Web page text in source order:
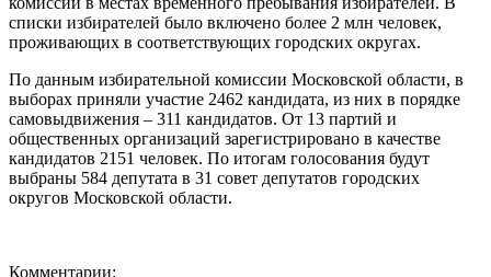
списки избирателей было включено более 2 млн человек,
проживающих в соответствующих городских округах.
По данным избирательной комиссии Московской области, в
выборах приняли участие 2462 кандидата, из них в порядке
самовыдвижения – 311 кандидатов. От 13 партий и
общественных организаций зарегистрировано в качестве
кандидатов 2151 человек. По итогам голосования будут
выбраны 584 депутата в 31 совет депутатов городских
округов Московской области.
Комментарии: